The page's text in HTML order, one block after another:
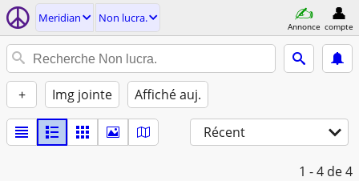
Meridian Non lucra.
Annonce compte
+ Img jointe Affiché auj.
Récent
1 - 4 de 4